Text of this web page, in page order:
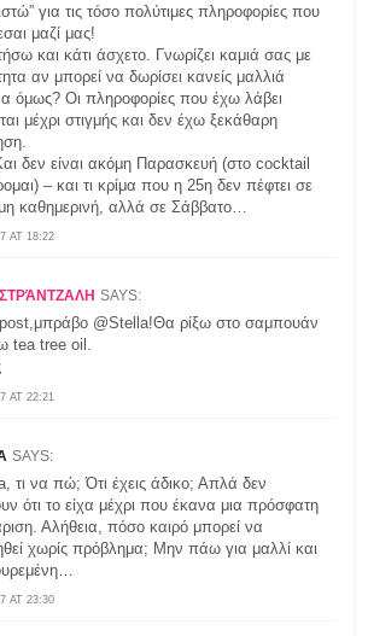
AT 18:22
για τις τόσο πολύτιμες πληροφορίες που
μαζί μας!
και κάτι άσχετο. Γνωρίζει καμιά σας με
αν μπορεί να δωρίσει κανείς μαλλιά
όμως? Οι πληροφορίες που έχω λάβει
μέχρι στιγμής και δεν έχω ξεκάθαρη
δεν είναι ακόμη Παρασκευή (στο cocktail
– και τι κρίμα που η 25η δεν πέφτει σε
καθημερινή, αλλά σε Σάββατο…
SAYS:
AT 22:21
post,μπράβο @Stella!Θα ρίξω στο σαμπουάν
tea tree oil.
SAYS:
AT 23:30
τι να πώ; Ότι έχεις άδικο; Απλά δεν
ότι το είχα μέχρι που έκανα μια πρόσφατη
Αλήθεια, πόσο καιρό μπορεί να
χωρίς πρόβλημα; Μην πάω για μαλλί και